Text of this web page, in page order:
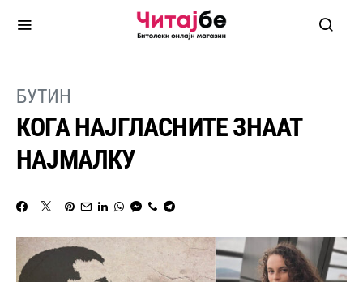
БУТИН
КОГА НАЈГЛАСНИТЕ ЗНААТ
НАЈМАЛКУ